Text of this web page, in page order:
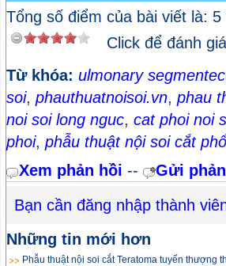
Tổng số điểm của bài viết là:
Click để đánh
Từ khóa: ulmonary
soi, phauthuatnoisoi.vn, phau
noi soi long nguc, cat phoi noi
phoi, phẫu thuật nội soi cắt
Xem phản hồi --
Gửi
Bạn cần đăng nhập thành
Những tin mới hơn
Phẫu thuật nội soi cắt Teratoma tuyến thượng